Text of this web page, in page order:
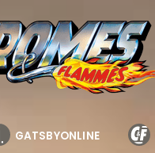
GATSBYONLINE